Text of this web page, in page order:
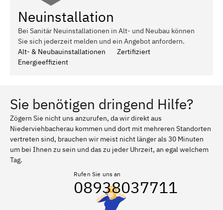
Neuinstallation
Bei Sanitär Neuinstallationen in Alt- und Neubau können
Sie sich jederzeit melden und ein Angebot anfordern.
Alt- & Neubauinstallationen
Zertifiziert
Energieeffizient
Sie benötigen dringend Hilfe?
Zögern Sie nicht uns anzurufen, da wir direkt aus
Niederviehbacherau kommen und dort mit mehreren Standorten
vertreten sind, brauchen wir meist nicht länger als 30 Minuten
um bei Ihnen zu sein und das zu jeder Uhrzeit, an egal welchem
Tag.
Rufen Sie uns an
08938037711